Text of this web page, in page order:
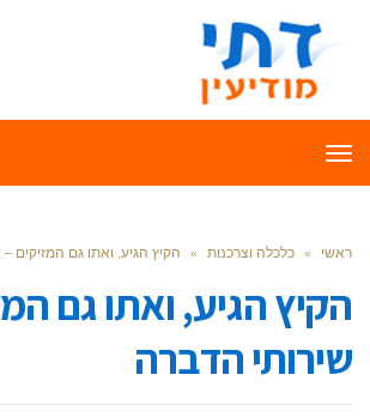
תפריט
ראשי » כלכלה וצרכנות » הקיץ הגיע, ואתו גם המזיקים
הקיץ הגיע, ואתו גם
שירותי הדברה